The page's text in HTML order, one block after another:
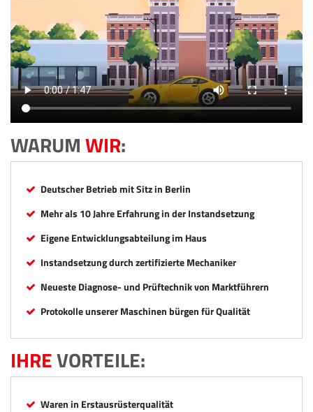
WARUMWIR:
Deutscher Betrieb mit Sitz in Berlin
Mehr als 10 Jahre Erfahrung in der Instandsetzung
Eigene Entwicklungsabteilung im Haus
Instandsetzung durch zertifizierte Mechaniker
Neueste Diagnose- und Prüftechnik von Marktführern
Protokolle unserer Maschinen bürgen für Qualität
IHREVORTEILE:
Waren in Erstausrüsterqualität